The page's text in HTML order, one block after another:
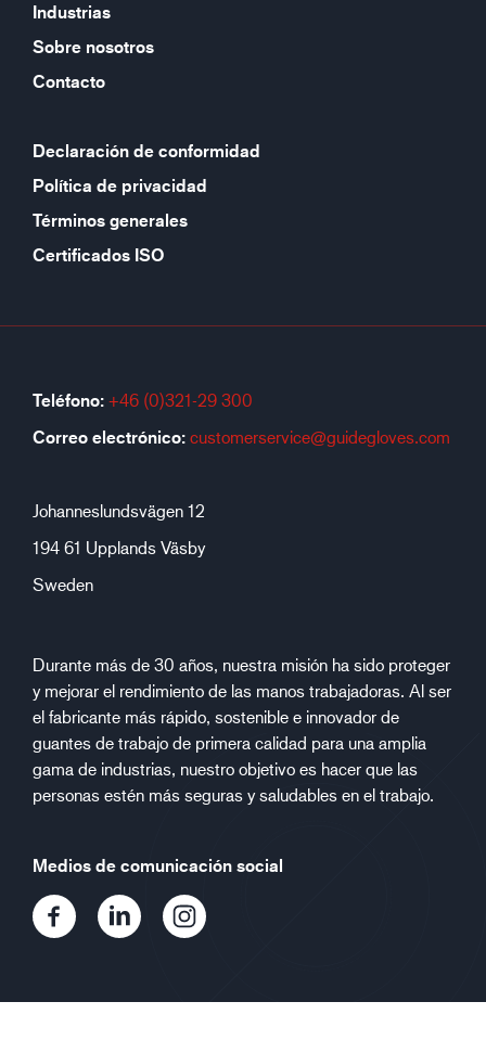
Industrias
Sobre nosotros
Contacto
Declaración de conformidad
Política de privacidad
Términos generales
Certificados ISO
Teléfono: +46 (0)321-29 300
Correo electrónico: customerservice@guidegloves.com
Johanneslundsvägen 12
194 61 Upplands Väsby
Sweden
Durante más de 30 años, nuestra misión ha sido proteger
y mejorar el rendimiento de las manos trabajadoras. Al ser
el fabricante más rápido, sostenible e innovador de
guantes de trabajo de primera calidad para una amplia
gama de industrias, nuestro objetivo es hacer que las
personas estén más seguras y saludables en el trabajo.
Medios de comunicación social